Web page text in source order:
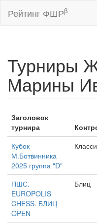
Рейтинг ФШРβ
Турниры
Марины
Заголовок
турнира
Кубок
М.Ботвинника
2025 группа "D"
ПШС.
EUROPOLIS
CHESS. БЛИЦ
OPEN
Блиц